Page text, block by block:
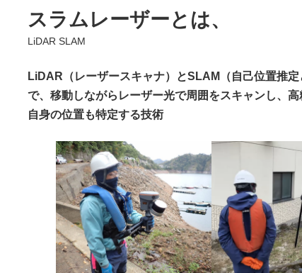
スラムレーザーとは、
LiDAR SLAM
LiDAR（レーザースキャナ） とSLAM（自己位置推定
で、移動しながらレーザー光で周囲をスキャンし、
自身の位置も特定する技術